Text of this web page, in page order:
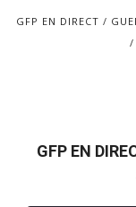
GFP EN DIRECT
GFP EN